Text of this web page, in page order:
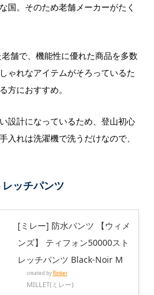
国。そのため老舗メーカーがたく
舗で、機能性に優れた商品を多数
ゃれなアイテムがそろっているた
方におすすめ。
設計になっているため、登山初心
入れは洗濯機で洗うだけなので、
ッチパンツ
[ミレー] 防水パンツ 【ウィメ
ンズ】 ティフォン50000スト
レッチパンツ Black-Noir M
created byRinker
MILLET(ミレー)